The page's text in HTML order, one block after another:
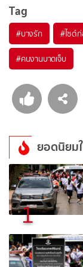
Tag
#บางรัก #ไซต์
#คนงานบาดเจ็บ
ยอดนิยม
1